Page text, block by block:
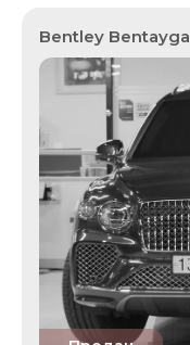
Bentley Bentayga